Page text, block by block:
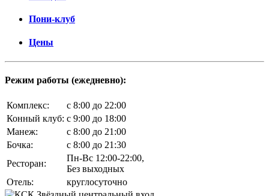
Пони-клуб
Цены
Режим работы (ежедневно):
Комплекс:
c 8:00 до 22:00
Конный клуб: c 9:00 до 18:00
Манеж:
c 8:00 до 21:00
Бочка:
c 8:00 до 21:30
Ресторан:
Пн-Вс 12:00-22:00,
Без выходных
Отель:
круглосуточно